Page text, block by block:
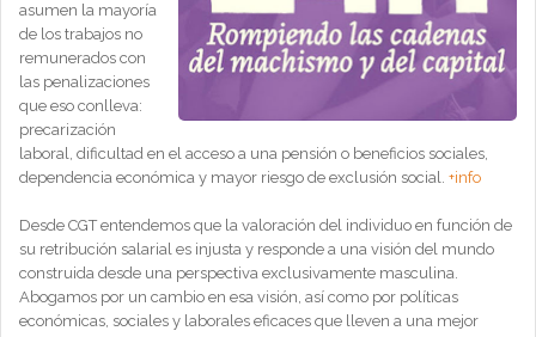
asumen la mayoría
de los trabajos no
remunerados con
las penalizaciones
que eso conlleva:
precarización
laboral, dificultad en el acceso a una pensión o beneficios sociales,
dependencia económica y mayor riesgo de exclusión social. +info
Desde CGT entendemos que la valoración del individuo en función de
su retribución salarial es injusta y responde a una visión del mundo
construida desde una perspectiva exclusivamente masculina.
Abogamos por un cambio en esa visión, así como por políticas
económicas, sociales y laborales eficaces que lleven a una mejor